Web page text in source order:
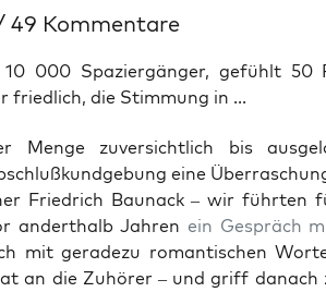
49 Kommentare
000 Spaziergänger, gefühlt 50
friedlich, die Stimmung in ...
Men­ge zuver­sicht­lich bis
eine
Fried­rich Bau­nack – wir führ­ten
andert­halb Jah­ren ein Gespräch
mit gera­de­zu roman­ti­schen
an die Zuhö­rer – und griff danach